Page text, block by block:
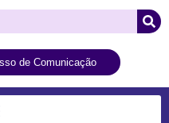
de Comunicação